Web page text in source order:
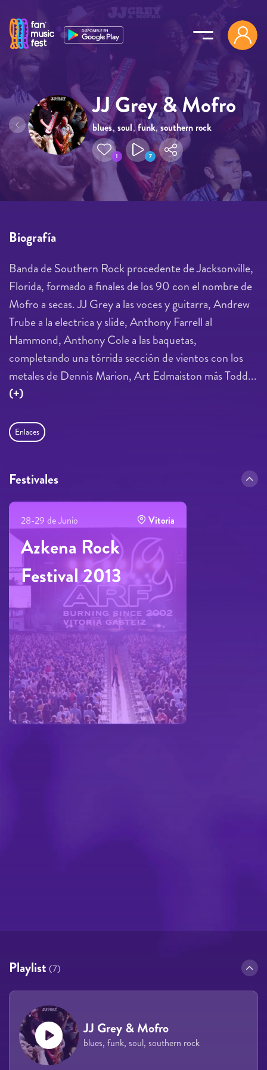
Pasar al contenido principal
JJ Grey & Mofro
blues,soul,funk,southern rock
1 7
Biografía
Banda de Southern Rock procedente de Jacksonville,
Florida, formado a finales de los 90 con el nombre de
Mofro a secas. JJ Grey a las voces y guitarra, Andrew
Trube a la electrica y slide, Anthony Farrell al
Hammond, Anthony Cole a las baquetas,
completando una tórrida sección de vientos con los
metales de Dennis Marion, Art Edmaiston más Todd...
(+)
Enlaces
Festivales
28-29 de Junio Vitoria
Azkena Rock
Festival 2013
Playlist (7)
JJ Grey & Mofro
blues, funk, soul, southern rock